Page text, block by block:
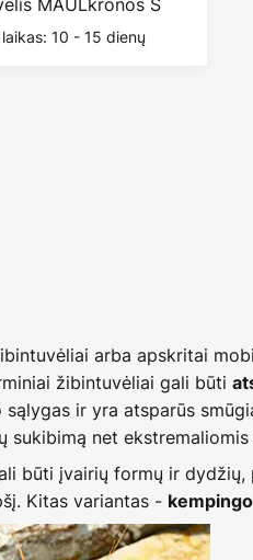
10 - 15 dienų
arba apskritai
žibintuvėliai gali būti
ir yra atsparūs
sukibimą net
būti įvairių formų ir dydžių,
Kitas variantas -